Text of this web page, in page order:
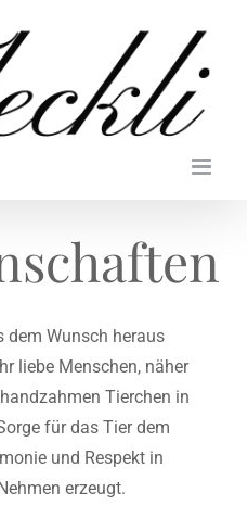
dem Wunsch heraus
liebe Menschen, näher
Tierchen in
für das Tier dem
und Respekt in
erzeugt.